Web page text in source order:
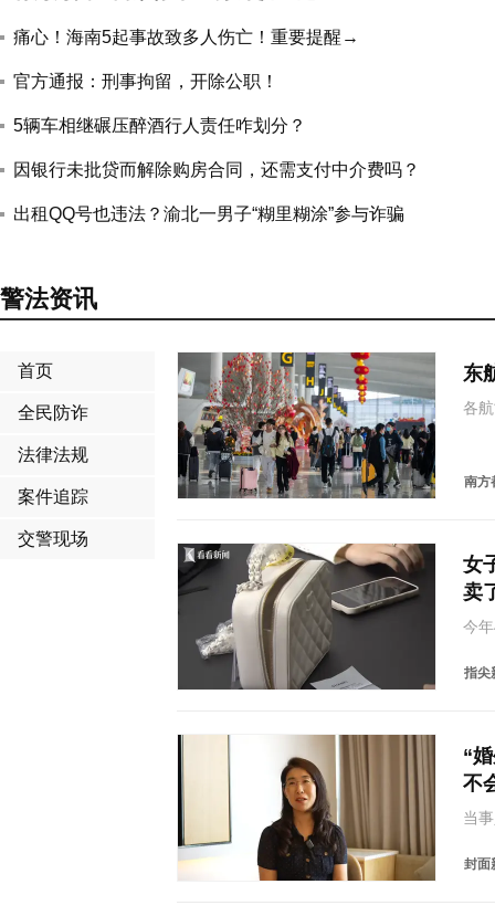
痛心！海南5起事故致多人伤亡！重要提醒→
官方通报：刑事拘留，开除公职！
5辆车相继碾压醉酒行人责任咋划分？
因银行未批贷而解除购房合同，还需支付中介费吗？
出租QQ号也违法？渝北一男子“糊里糊涂”参与诈骗
警法资讯
首页
全民防诈
法律法规
案件追踪
交警现场
东
各
则
南方
女
卖
今
前
指尖
“
不
当
她
封面